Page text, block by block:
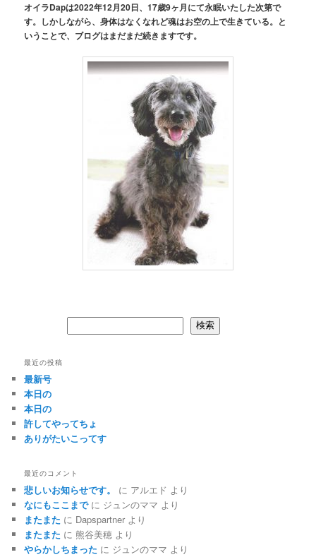
ー
シ
ョ
オイラDapは2022年12月20日、17歳9ヶ月にて永眠いたした次第で
す。しかしながら、身体はなくなれど魂はお空の上で生きている。と
いうことで、ブログはまだまだ続きますです。
検索
最近の投稿
最新号
本日の
本日の
許してやってちょ
ありがたいこってす
最近のコメント
悲しいお知らせです。 に アルエド より
なにもここまでに ジュンのママ より
またまた に Dapspartner より
またまた に 熊谷美穂 より
やらかしちまった に ジュンのママ より